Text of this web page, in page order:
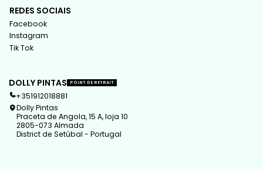
REDES SOCIAIS
Facebook
Instagram
Tik Tok
DOLLY PINTAS POINT DE RETRAIT
+351912018881
Dolly Pintas
Praceta de Angola, 15 A, loja 10
2805-073 Almada
District de Setúbal - Portugal